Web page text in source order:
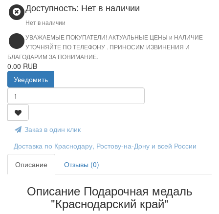
Доступность: Нет в наличии
Нет в наличии
УВАЖАЕМЫЕ ПОКУПАТЕЛИ! АКТУАЛЬНЫЕ ЦЕНЫ и НАЛИЧИЕ
УТОЧНЯЙТЕ ПО ТЕЛЕФОНУ . ПРИНОСИМ ИЗВИНЕНИЯ И
БЛАГОДАРИМ ЗА ПОНИМАНИЕ.
0.00 RUB
Уведомить
Заказ в один клик
Доставка по Краснодару, Ростову-на-Дону и всей России
Описание
Отзывы (0)
Описание Подарочная медаль
"Краснодарский край"